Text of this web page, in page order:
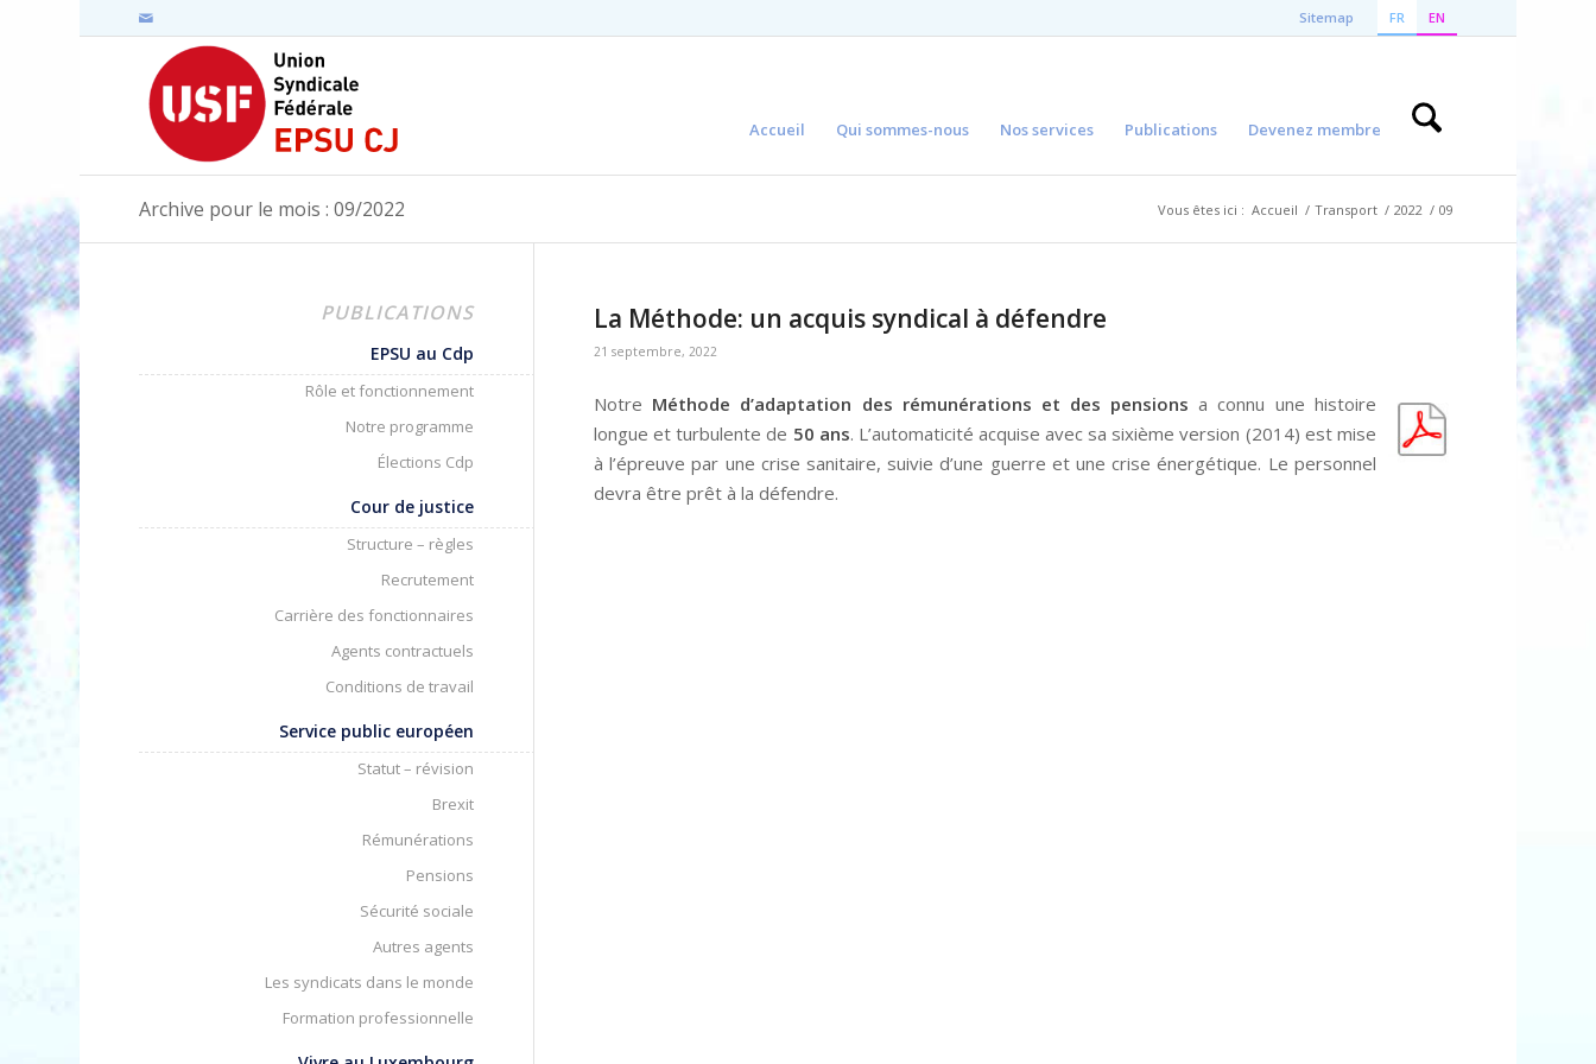
FR EN
Sitemap
Accueil Qui sommes-nous Nos services Publications Devenez membre
Archive pour le mois : 09/2022 Vous êtes ici : Accueil / Transport / 2022 / 09
La Méthode: un acquis syndical à défendre
21 septembre, 2022
Notre Méthode d’adaptation des rémunérations et des pensions a connu une histoire
longue et turbulente de 50 ans. L’automaticité acquise avec sa sixième version (2014) est mise
à l’épreuve par une crise sanitaire, suivie d’une guerre et une crise énergétique. Le personnel
devra être prêt à la défendre.
PUBLICATIONS
EPSU au Cdp
Rôle et fonctionnement
Notre programme
Élections Cdp
Cour de justice
Structure – règles
Recrutement
Carrière des fonctionnaires
Agents contractuels
Conditions de travail
Service public européen
Statut – révision
Brexit
Rémunérations
Pensions
Sécurité sociale
Autres agents
Les syndicats dans le monde
Formation professionnelle